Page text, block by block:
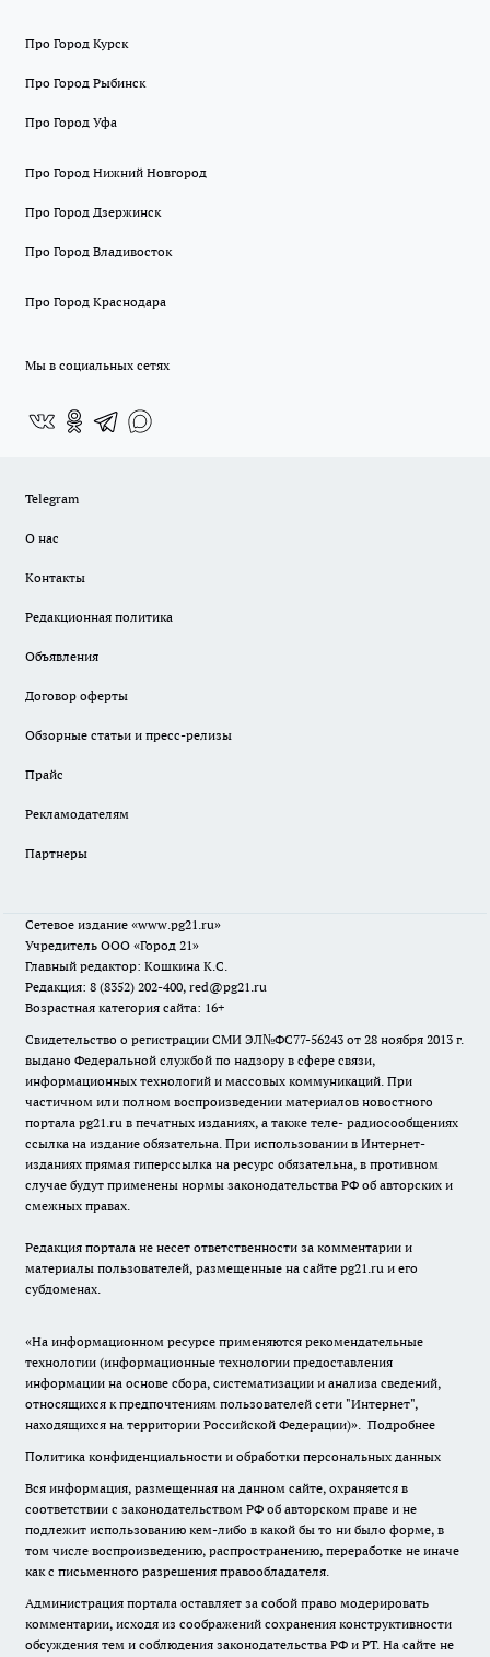
Про Город Курск
Про Город Рыбинск
Про Город Уфа
Про Город Нижний Новгород
Про Город Дзержинск
Про Город Владивосток
Про Город Краснодара
Мы в социальных сетях
Telegram
О нас
Контакты
Редакционная политика
Объявления
Договор оферты
Обзорные статьи и пресс-релизы
Прайс
Рекламодателям
Партнеры
Сетевое издание «www.pg21.ru»
Учредитель ООО «Город 21»
Главный редактор: Кошкина К.С.
Редакция: 8 (8352) 202-400, red@pg21.ru
Возрастная категория сайта: 16+
Свидетельство о регистрации СМИ ЭЛ№ФС77-56243 от 28 ноября 2013 г.
выдано Федеральной службой по надзору в сфере связи,
информационных технологий и массовых коммуникаций. При
частичном или полном воспроизведении материалов новостного
портала pg21.ru в печатных изданиях, а также теле- радиосообщениях
ссылка на издание обязательна. При использовании в Интернет-
изданиях прямая гиперссылка на ресурс обязательна, в противном
случае будут применены нормы законодательства РФ об авторских и
смежных правах.
Редакция портала не несет ответственности за комментарии и
материалы пользователей, размещенные на сайте pg21.ru и его
субдоменах.
«На информационном ресурсе применяются рекомендательные
технологии (информационные технологии предоставления
информации на основе сбора, систематизации и анализа сведений,
относящихся к предпочтениям пользователей сети "Интернет",
находящихся на территории Российской Федерации)». Подробнее
Политика конфиденциальности и обработки персональных данных
Вся информация, размещенная на данном сайте, охраняется в
соответствии с законодательством РФ об авторском праве и не
подлежит использованию кем-либо в какой бы то ни было форме, в
том числе воспроизведению, распространению, переработке не иначе
как с письменного разрешения правообладателя.
Администрация портала оставляет за собой право модерировать
комментарии, исходя из соображений сохранения конструктивности
обсуждения тем и соблюдения законодательства РФ и РТ. На сайте не